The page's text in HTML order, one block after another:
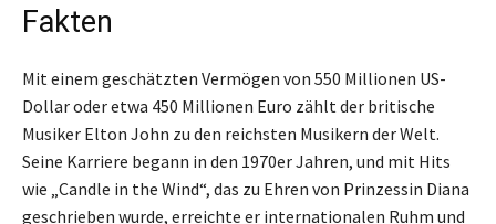
Fakten
Mit einem geschätzten Vermögen von 550 Millionen US-
Dollar oder etwa 450 Millionen Euro zählt der britische
Musiker Elton John zu den reichsten Musikern der Welt.
Seine Karriere begann in den 1970er Jahren, und mit Hits
wie „Candle in the Wind“, das zu Ehren von Prinzessin Diana
geschrieben wurde, erreichte er internationalen Ruhm und